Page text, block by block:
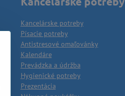
Kancelárske potreby
Písacie potreby
Antistresové omaľovánky
Kalendáre
Prevádzka a údržba
Hygienické potreby
Prezentácia